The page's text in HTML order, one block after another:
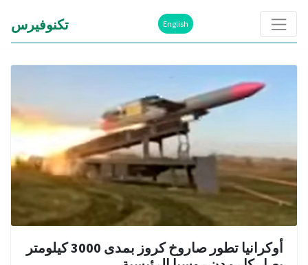
English تكنوفيرس
أوكرانيا تطور صاروخ كروز بمدى 3000 كيلومتر